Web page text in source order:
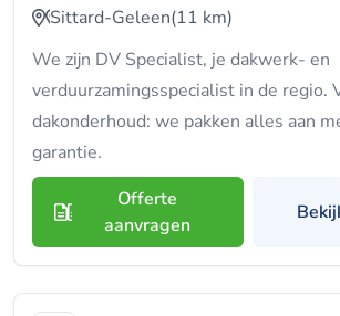
Sittard-Geleen(11 km)
We zijn DV Specialist, je dakwerk- en
verduurzamingsspecialist in de regio.
dakonderhoud: we pakken alles aan
garantie.
Offerte
aanvragen